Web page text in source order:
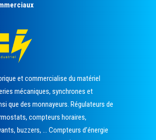
et commercialise du matériel
mécaniques, synchrones et
que des monnayeurs. Régulateurs de
compteurs horaires,
buzzers, … Compteurs d’énergie